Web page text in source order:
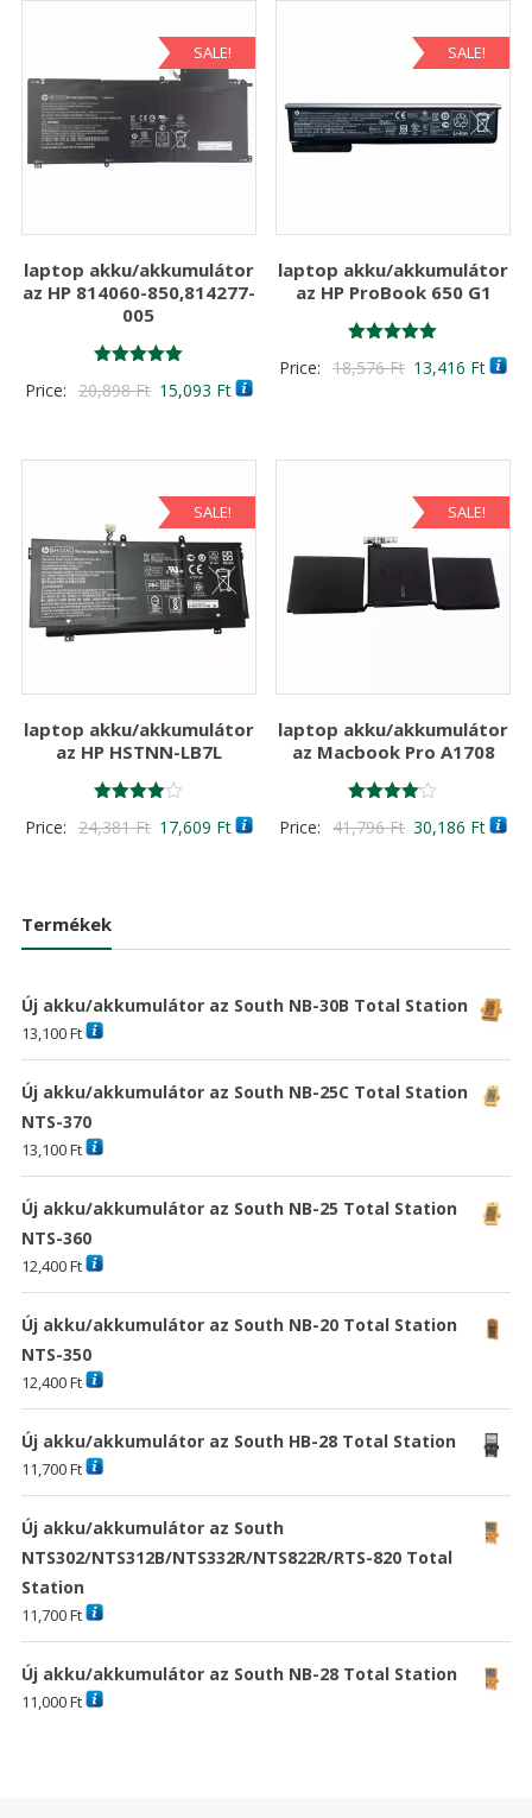
SALE!
laptop akku/akkumulátor
az HP 814060-850,814277-
005
5.00
Price: 20,898Ft Original
15,093 FtCurrent
SALE!
laptop akku/akkumulátor
az HP ProBook 650 G1
5.00
Price: 18,576Ft Original
18,576 Ft
13,416 Ft
SALE!
laptop akku/akkumulátor
az HP HSTNN-LB7L
4.00
Price: 24,381Ft Original
17,609 FtCurrent
SALE!
laptop akku/akkumulátor
az Macbook Pro A1708
4.00
Price: 41,796Ft Original
30,186 Ft
Termékek
Új akku/akkumulátor az South NB-30B Total Station
13,100Ft
Új akku/akkumulátor az South NB-25C Total Station
NTS-370
13,100Ft
Új akku/akkumulátor az South NB-25 Total Station
NTS-360
12,400Ft
Új akku/akkumulátor az South NB-20 Total Station
NTS-350
12,400Ft
Új akku/akkumulátor az South HB-28 Total Station
11,700Ft
Új akku/akkumulátor az South
NTS302/NTS312B/NTS332R/NTS822R/RTS-820 Total
Station
11,700Ft
Új akku/akkumulátor az South NB-28 Total Station
11,000Ft